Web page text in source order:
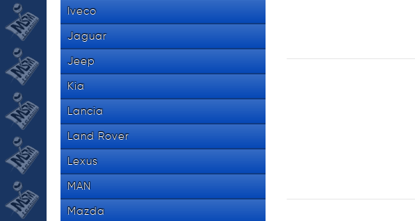
Iveco
Jaguar
Jeep
Kia
Lancia
Land Rover
Lexus
MAN
Mazda